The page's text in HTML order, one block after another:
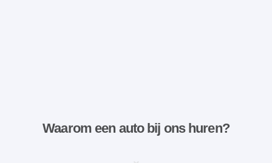
Waarom een ​​auto bij ons huren?